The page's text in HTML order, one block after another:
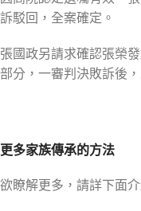
訴駁回，全案確定。
張國政另請求確認張榮
部分，一審判決敗訴後
更多家族傳承的方法
欲瞭解更多，請詳下面